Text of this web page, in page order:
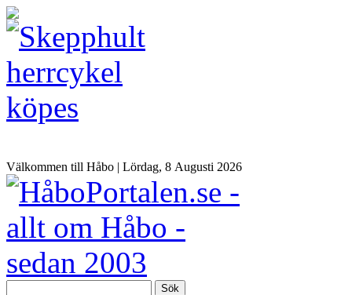
Välkommen till Håbo | Lördag, 8 Αugusti 2026
Sök